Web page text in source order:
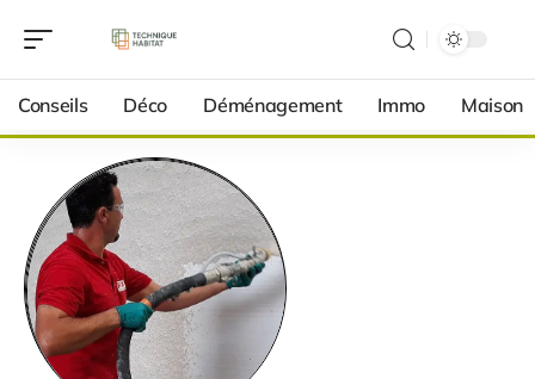
Conseils Déco Déménagement Immo Maison